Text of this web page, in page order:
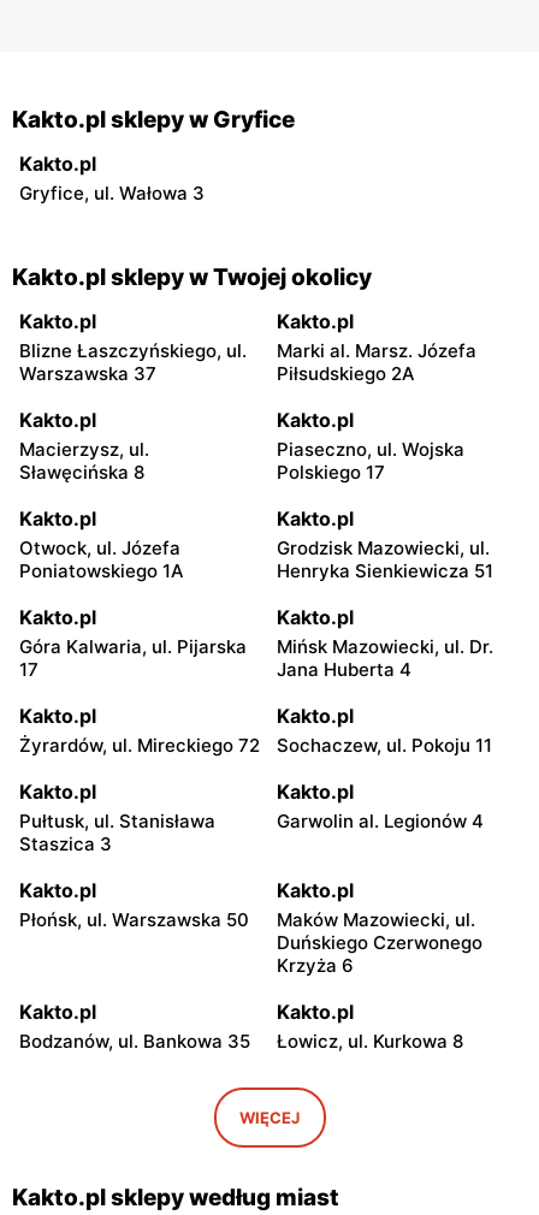
Kakto.pl sklepy w Gryfice
Kakto.pl
Gryfice, ul. Wałowa 3
Kakto.pl sklepy w Twojej okolicy
Kakto.pl
Blizne Łaszczyńskiego, ul.
Warszawska 37
Kakto.pl
Marki al. Marsz. Józefa
Piłsudskiego 2A
Kakto.pl
Macierzysz, ul.
Sławęcińska 8
Kakto.pl
Piaseczno, ul. Wojska
Polskiego 17
Kakto.pl
Otwock, ul. Józefa
Poniatowskiego 1A
Kakto.pl
Grodzisk Mazowiecki, ul.
Henryka Sienkiewicza 51
Kakto.pl
Góra Kalwaria, ul. Pijarska
17
Kakto.pl
Mińsk Mazowiecki, ul. Dr.
Jana Huberta 4
Kakto.pl
Żyrardów, ul. Mireckiego 72
Kakto.pl
Sochaczew, ul. Pokoju 11
Kakto.pl
Pułtusk, ul. Stanisława
Staszica 3
Kakto.pl
Garwolin al. Legionów 4
Kakto.pl
Płońsk, ul. Warszawska 50
Kakto.pl
Maków Mazowiecki, ul.
Duńskiego Czerwonego
Krzyża 6
Kakto.pl
Bodzanów, ul. Bankowa 35
Kakto.pl
Łowicz, ul. Kurkowa 8
Głowno, ul. Łowicka 50
Kakto.pl
Ryki, ul. Stanisława
Poniatowskiego 6
Kakto.pl Kakto.pl
WIĘCEJ
Kakto.pl sklepy według miast